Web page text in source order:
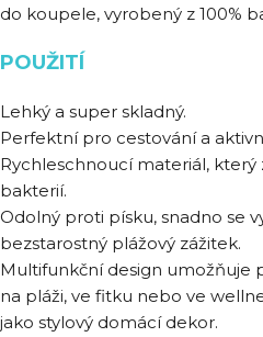
do koupele, vyrobený z 100%
POUŽITÍ
Lehký a super skladný.
Perfektní pro cestování a
Rychleschnoucí materiál,
bakterií.
Odolný proti písku, snadno se
bezstarostný plážový zážitek.
Multifunkční design umožňuje
na pláži, ve fitku nebo ve
jako stylový domácí dekor.